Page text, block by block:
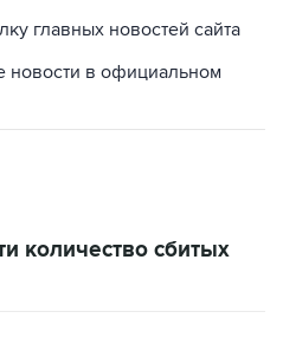
главных новостей сайта
новости в официальном
количество сбитых